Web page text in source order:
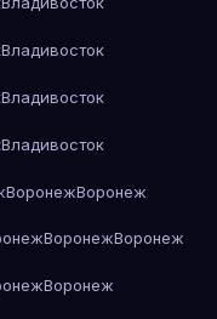
Владивосток
Владивосток
Владивосток
ВоронежВоронеж
ВоронежВоронеж
Воронеж